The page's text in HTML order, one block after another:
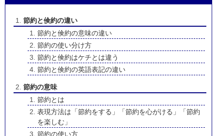
節約と倹約の違い
節約と倹約の意味の違い
節約の使い分け方
節約と倹約はケチとは違う
節約と倹約の英語表記の違い
節約の意味
節約とは
表現方法は「節約をする」「節約を心がける」「節約
を楽しむ」
節約の使い方